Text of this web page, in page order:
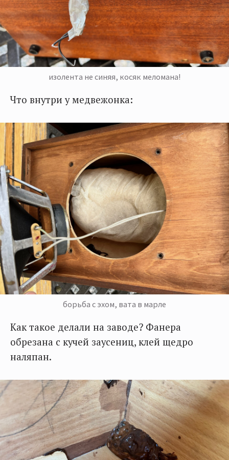
изолента не синяя, косяк меломана!
Что внутри у медвежонка:
борьба с эхом, вата в марле
Как такое делали на заводе? Фанера
обрезана с кучей заусениц, клей щедро
наляпан.